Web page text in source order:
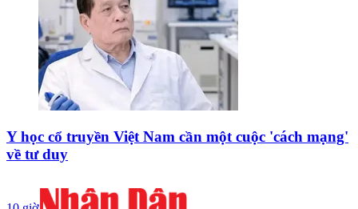
Y học cổ truyền Việt Nam cần một cuộc 'cách mạng'
về tư duy